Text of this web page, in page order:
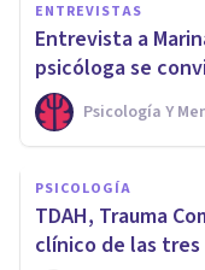
ENTREVISTAS
Entrevista a
psicóloga se
Psicología Y
PSICOLOGÍA
TDAH, Trauma
clínico de las tres